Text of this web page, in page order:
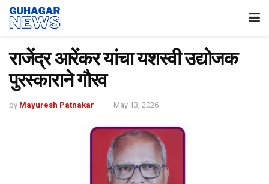
राजेंद्र आरेंकर यांचा यशस्वी उद्योजक
पुरस्काराने गौरव
by Mayuresh Patnakar May 13, 2026